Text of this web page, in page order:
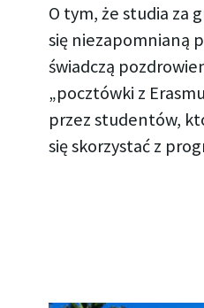
O tym, że studia za
się niezapomnianą
świadczą
„pocztówki z
przez studentów,
się skorzystać z